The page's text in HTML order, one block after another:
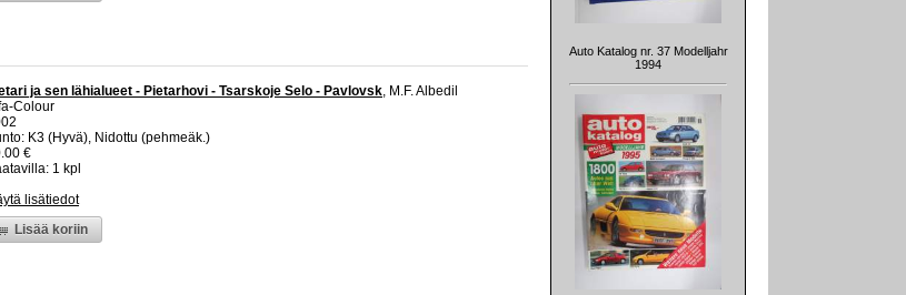
ja sen lähialueet - Pietarhovi - Tsarskoje Selo - Pavlovsk, M.F. Albedil
Colour
K3 (Hyvä), Nidottu (pehmeäk.)
€
1 kpl
lisätiedot
Lisää koriin
Auto Katalog nr. 37 Modelljahr
1994